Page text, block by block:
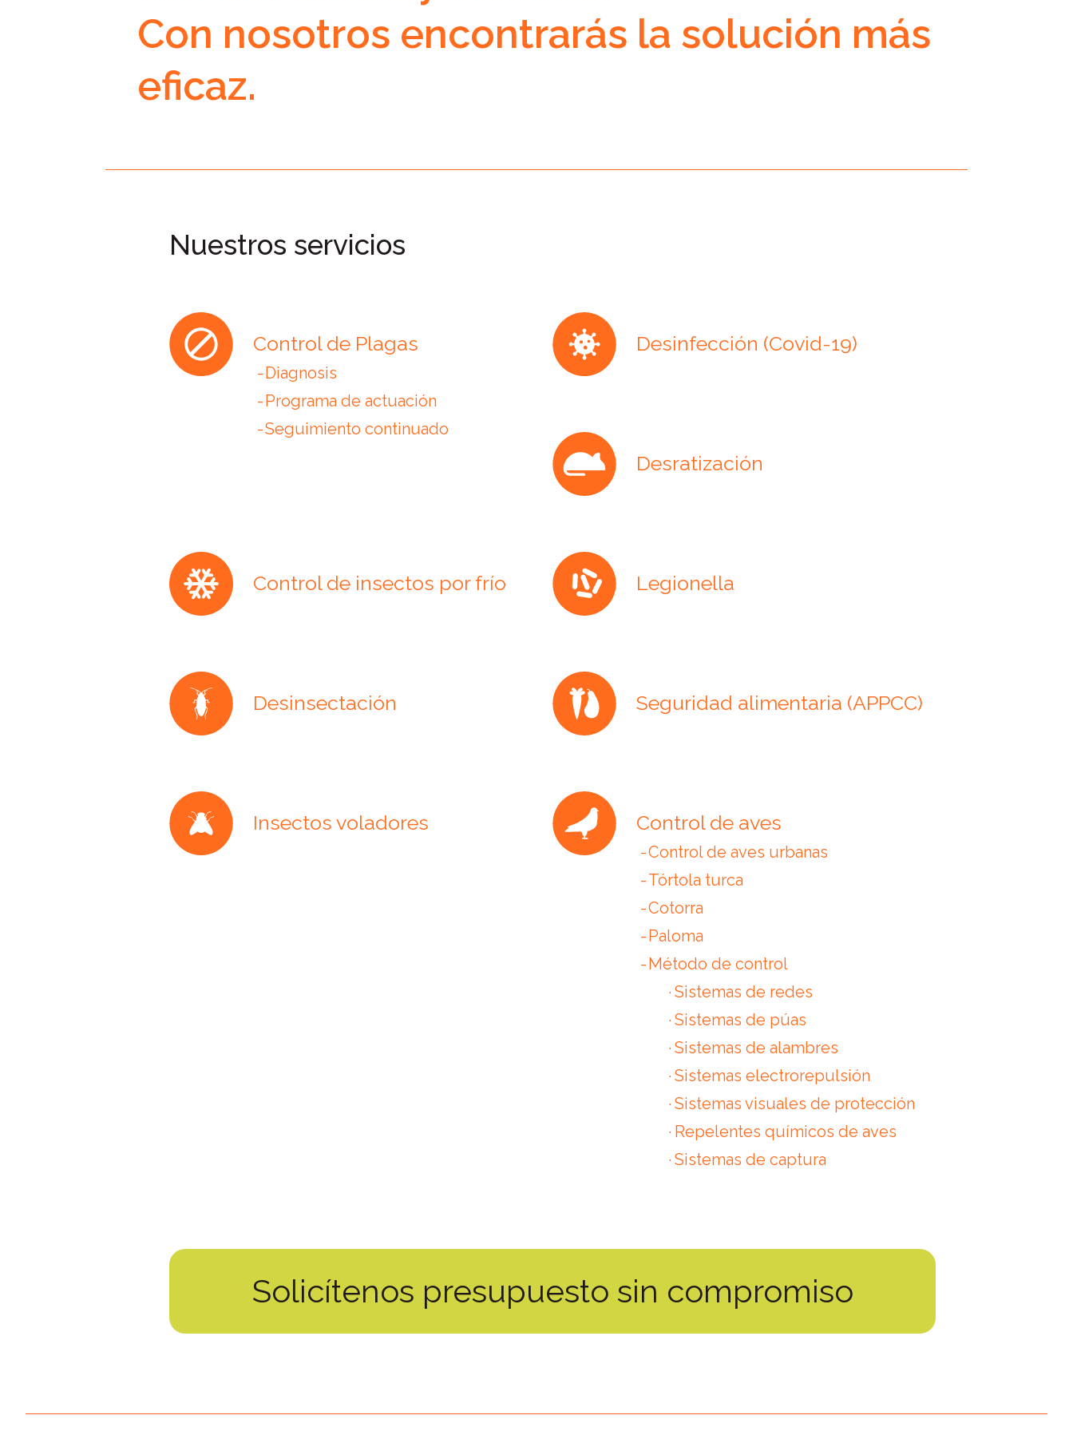
Con nosotros encontrarás la solución más
eficaz.
Nuestros servicios
Control de Plagas
Diagnosis
Programa de actuación
Seguimiento continuado
Desinfección (Covid-19)
Desratización
Control de insectos por frío Legionella
Desinsectación Seguridad alimentaria (APPCC)
Insectos voladores Control de aves
Control de aves urbanas
Tórtola turca
Cotorra
Paloma
Método de control
Sistemas de redes
Sistemas de púas
Sistemas de alambres
Sistemas electrorepulsión
Sistemas visuales de protección
Repelentes químicos de aves
Sistemas de captura
Solicítenos presupuesto sin compromiso